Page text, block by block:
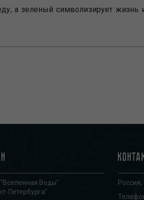
а зеленый символизирует
Воды"
Петербурга"